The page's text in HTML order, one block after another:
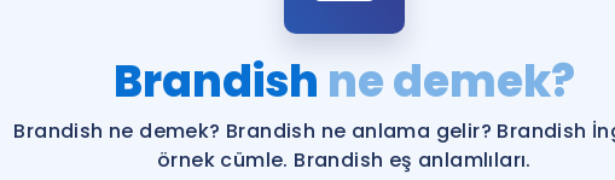
YDS ve YÖKDİL
Rehberlik Aracı
YDS ve YÖKDİL'e
Brandish ne demek?
Brandish ne demek? Brandish ne anlama gelir? Brandish
örnek cümle. Brandish eş anlamlıları.